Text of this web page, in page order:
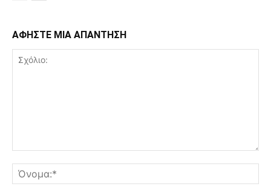
ΑΦΗΣΤΕ ΜΙΑ ΑΠΑΝΤΗΣΗ